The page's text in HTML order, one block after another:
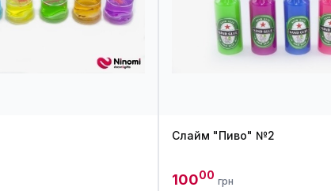
Слайм "Пиво" №2
10000 грн